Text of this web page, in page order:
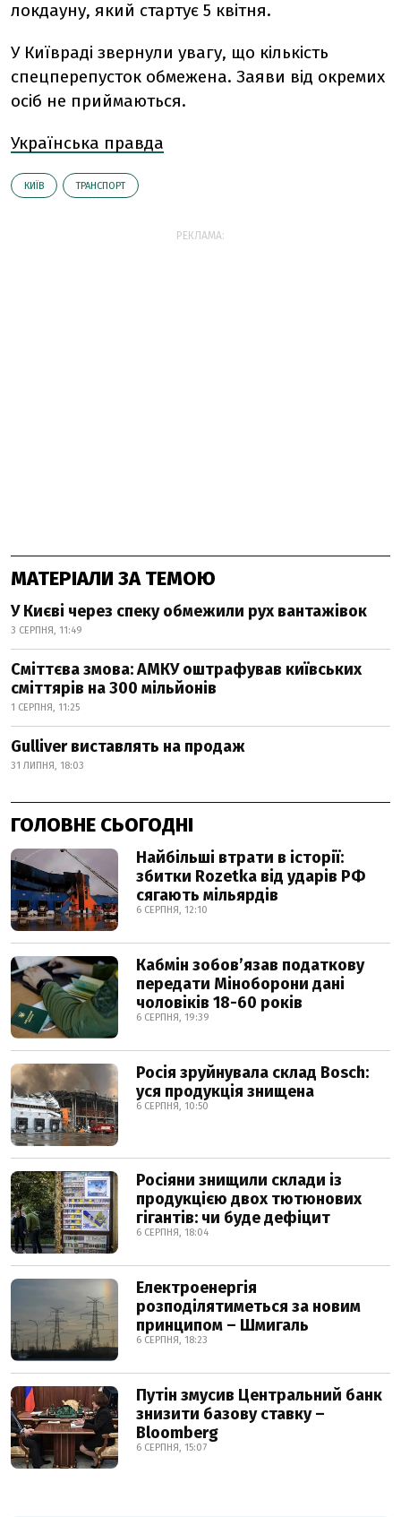
локдауну, який стартує 5 квітня.
У Київраді звернули увагу, що кількість
спецперепусток обмежена. Заяви від окремих
осіб не приймаються.
Українська правда
КИЇВ ТРАНСПОРТ
РЕКЛАМА:
МАТЕРІАЛИ ЗА ТЕМОЮ
У Києві через спеку обмежили рух вантажівок
3 СЕРПНЯ, 11:49
Сміттєва змова: АМКУ оштрафував київських
сміттярів на 300 мільйонів
1 СЕРПНЯ, 11:25
Gulliver виставлять на продаж
31 ЛИПНЯ, 18:03
ГОЛОВНЕ СЬОГОДНІ
Найбільші втрати в історії:
збитки Rozetka від ударів РФ
сягають мільярдів
6 СЕРПНЯ, 12:10
Кабмін зобовʼязав податкову
передати Міноборони дані
чоловіків 18-60 років
6 СЕРПНЯ, 19:39
Росія зруйнувала склад Bosch:
уся продукція знищена
6 СЕРПНЯ, 10:50
Росіяни знищили склади із
продукцією двох тютюнових
гігантів: чи буде дефіцит
6 СЕРПНЯ, 18:04
Електроенергія
розподілятиметься за новим
принципом – Шмигаль
6 СЕРПНЯ, 18:23
Путін змусив Центральний банк
знизити базову ставку –
Bloomberg
6 СЕРПНЯ, 15:07